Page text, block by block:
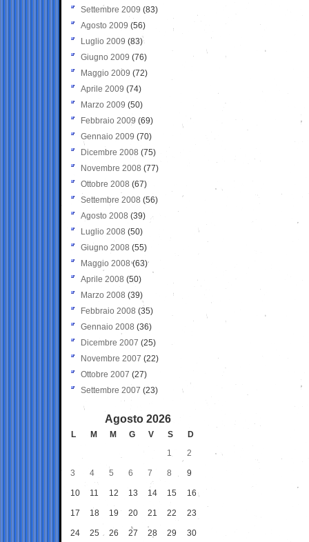
Settembre 2009 (83)
Agosto 2009 (56)
Luglio 2009 (83)
Giugno 2009 (76)
Maggio 2009 (72)
Aprile 2009 (74)
Marzo 2009 (50)
Febbraio 2009 (69)
Gennaio 2009 (70)
Dicembre 2008 (75)
Novembre 2008 (77)
Ottobre 2008 (67)
Settembre 2008 (56)
Agosto 2008 (39)
Luglio 2008 (50)
Giugno 2008 (55)
Maggio 2008(63)
Aprile 2008 (50)
Marzo 2008 (39)
Febbraio 2008 (35)
Gennaio 2008 (36)
Dicembre 2007 (25)
Novembre 2007 (22)
Ottobre 2007 (27)
Settembre 2007 (23)
Agosto 2026
L M M G V S
D
1
2
3 4 5 6 7 8 9
10 11 12 13 14 15 16
17 18 19 20 21 22 23
24 25 26 27 28 29 30